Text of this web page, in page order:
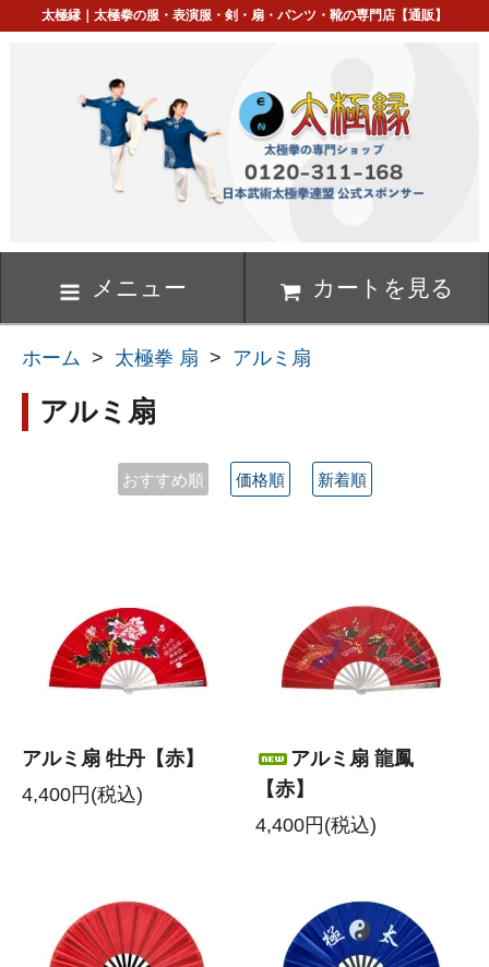
太極縁｜太極拳の服・表演服・剣・扇・パンツ・靴の専門店【通販】
メニュー カートを見る
ホーム > 太極拳 扇 > アルミ扇
アルミ扇
おすすめ順 価格順 新着順
アルミ扇 牡丹【赤】
4,400円(税込)
アルミ扇 龍鳳
【赤】
4,400円(税込)